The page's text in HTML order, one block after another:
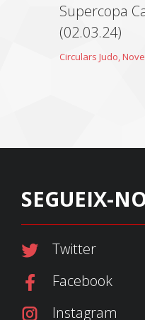
Supercopa
(02.03.24)
Circulars Judo,
SEGUEIX-
Twitter
Facebook
Instagram